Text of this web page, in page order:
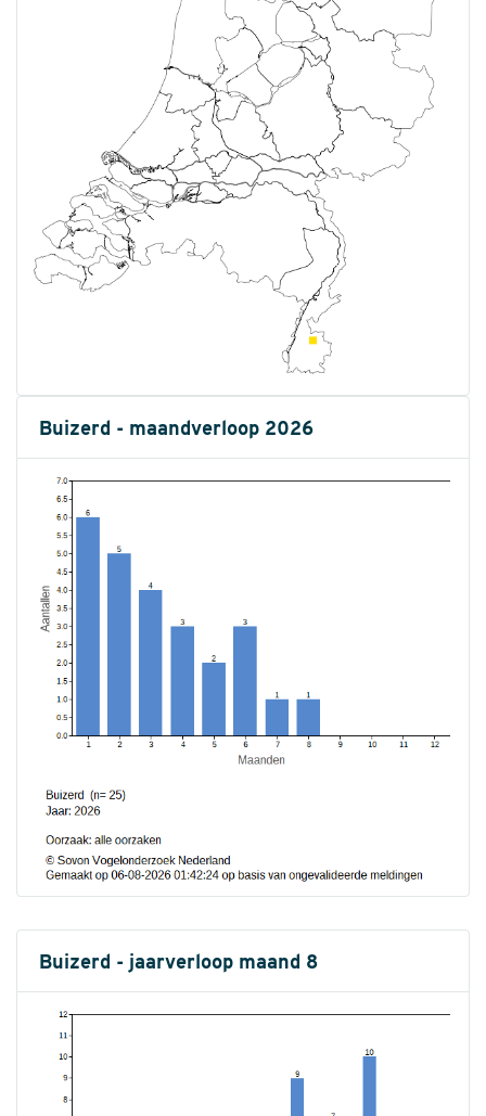
Buizerd - maandverloop 2026
Buizerd - jaarverloop maand 8